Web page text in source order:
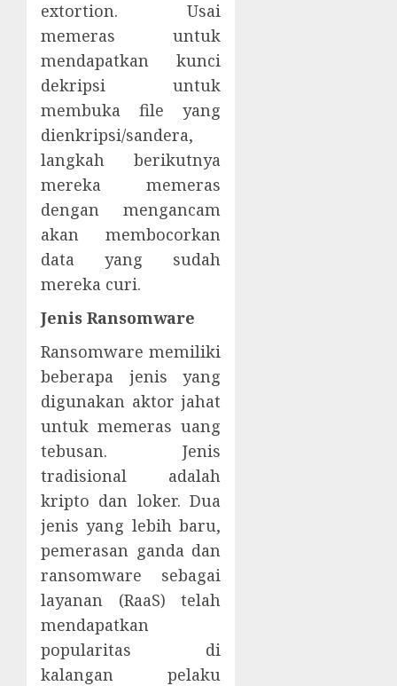
extortion. Usai
memeras untuk
mendapatkan kunci
dekripsi untuk
membuka file yang
dienkripsi/sandera,
langkah berikutnya
mereka memeras
dengan mengancam
akan membocorkan
data yang sudah
mereka curi.
Jenis Ransomware
Ransomware memiliki
beberapa jenis yang
digunakan aktor jahat
untuk memeras uang
tebusan. Jenis
tradisional adalah
kripto dan loker. Dua
jenis yang lebih baru,
pemerasan ganda dan
ransomware sebagai
layanan (RaaS) telah
mendapatkan
popularitas di
kalangan pelaku